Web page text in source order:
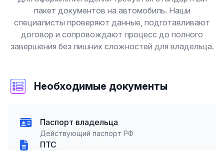
пакет документов на автомобиль. Наши
специалисты проверяют данные, подготавливают
договор и сопровождают процесс до полного
завершения без лишних сложностей для владельца.
Необходимые документы
Паспорт владельца
Действующий паспорт РФ
ПТС